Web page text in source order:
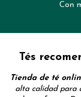
Con
Tés
Tienda de té
alta calidad para